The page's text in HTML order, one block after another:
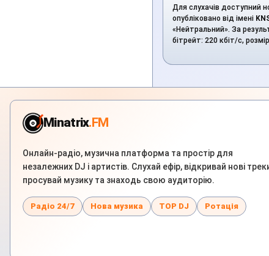
Для слухачів доступний
опубліковано від імені
«Нейтральний». За
бітрейт: 220 кбіт/с,
Minatrix.FM
Онлайн-радіо, музична платформа та простір для
незалежних DJ і артистів. Слухай ефір, відкривай нові
просувай музику та знаходь свою аудиторію.
Радіо 24/7 Нова музика TOP DJ Ротація